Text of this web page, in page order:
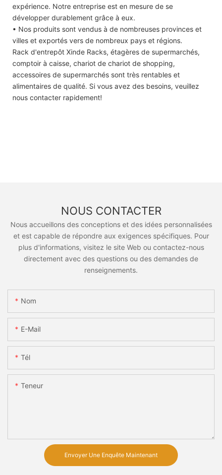
expérience. Notre entreprise est en mesure de se
développer durablement grâce à eux.
• Nos produits sont vendus à de nombreuses provinces et
villes et exportés vers de nombreux pays et régions.
Rack d'entrepôt Xinde Racks, étagères de supermarchés,
comptoir à caisse, chariot de chariot de shopping,
accessoires de supermarchés sont très rentables et
alimentaires de qualité. Si vous avez des besoins, veuillez
nous contacter rapidement!
NOUS CONTACTER
Nous accueillons des conceptions et des idées personnalisées
et est capable de répondre aux exigences spécifiques. Pour
plus d'informations, visitez le site Web ou contactez-nous
directement avec des questions ou des demandes de
renseignements.
Nom
E-Mail
Tél
Teneur
Envoyer Une Enquête Maintenant